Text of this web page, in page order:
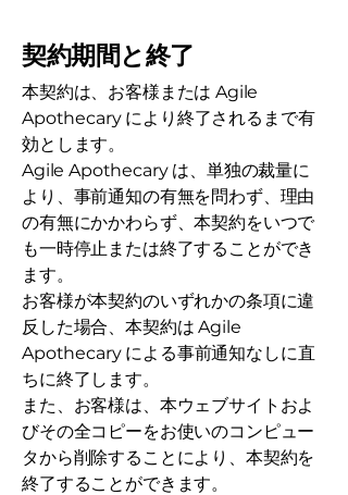
契約期間と終了
本契約は、お客様または Agile
Apothecary により終了されるまで有
効とします。
Agile Apothecary は、単独の裁量に
より、事前通知の有無を問わず、理由
の有無にかかわらず、本契約をいつで
も一時停止または終了することができ
ます。
お客様が本契約のいずれかの条項に違
反した場合、本契約は Agile
Apothecary による事前通知なしに直
ちに終了します。
また、お客様は、本ウェブサイトおよ
びその全コピーをお使いのコンピュー
タから削除することにより、本契約を
終了することができます。